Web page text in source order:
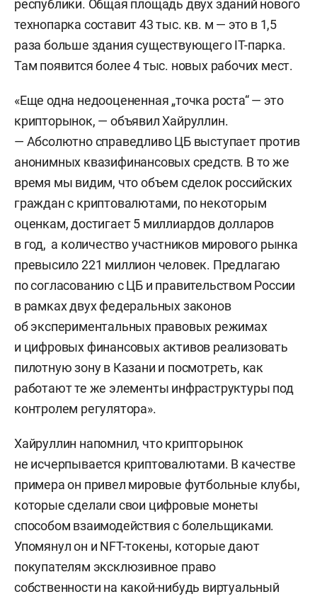
республики. Общая площадь двух зданий нового
технопарка составит 43 тыс. кв. м — это в 1,5
раза больше здания существующего IT-парка.
Там появится более 4 тыс. новых рабочих мест.
«Еще одна недооцененная „точка роста“ — это
крипторынок, — объявил Хайруллин.
— Абсолютно справедливо ЦБ выступает против
анонимных квазифинансовых средств. В то же
время мы видим, что объем сделок российских
граждан с криптовалютами, по некоторым
оценкам, достигает 5 миллиардов долларов
в год, а количество участников мирового рынка
превысило 221 миллион человек. Предлагаю
по согласованию с ЦБ и правительством России
в рамках двух федеральных законов
об экспериментальных правовых режимах
и цифровых финансовых активов реализовать
пилотную зону в Казани и посмотреть, как
работают те же элементы инфраструктуры под
контролем регулятора».
Хайруллин напомнил, что крипторынок
не исчерпывается криптовалютами. В качестве
примера он привел мировые футбольные клубы,
которые сделали свои цифровые монеты
способом взаимодействия с болельщиками.
Упомянул он и NFT-токены, которые дают
покупателям эксклюзивное право
собственности на какой-нибудь виртуальный